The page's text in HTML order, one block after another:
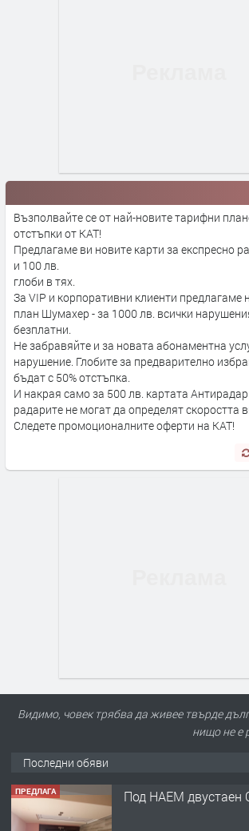
Възполвайте се от най-новите тарифни
отстъпки от КАТ!
Предлагаме ви новите карти за експресно
и 100 лв.
глоби в тях.
За VIP и корпоративни клиенти предлагаме
план Шумахер - за 1000 лв. всички
безплатни.
Не забравяйте и за новата абонаментна
нарушение. Глобите за предварително
бъдат с 50% отстъпка.
И накрая само за 500 лв. картата Антирадар
радарите не могат да определят скоростта
Следете промоционалните оферти на КАТ!
Видимо, човек трябва да живее твърде
нищо не е
Последни обяви
ПРЕДЛАГА Под НАЕМ двустаен